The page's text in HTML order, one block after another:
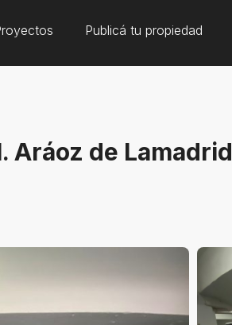
Publicá tu propiedad
Aráoz de Lamadrid